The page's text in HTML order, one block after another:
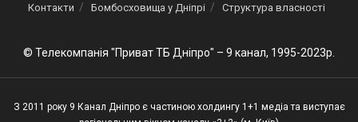
Контакти
Бомбосховища у Дніпрі Структура власності
© Телекомпанія "Приват ТБ Дніпро" – 9 канал, 1995-2023р.
З 2011 року 9 Канал Дніпро є частиною холдингу 1+1 медіа та виступає